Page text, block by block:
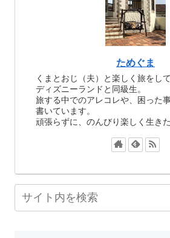
ためぐま
くまとおじ（夫）と楽しく旅をし
ディズニーランドと同級生。
旅する中でのアレコレや、困った
書いています。
頑張らずに、のんびり楽しく生き